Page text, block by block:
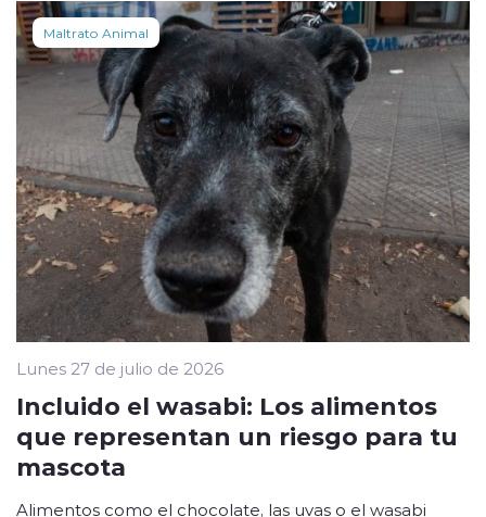
Maltrato Animal
Lunes 27 de julio de 2026
Incluido el wasabi: Los alimentos
que representan un riesgo para tu
mascota
Alimentos como el chocolate, las uvas o el wasabi